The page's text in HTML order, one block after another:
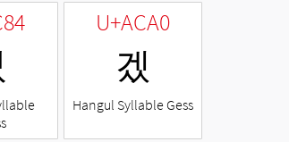
U+ACA0
겠
Hangul Syllable Gess